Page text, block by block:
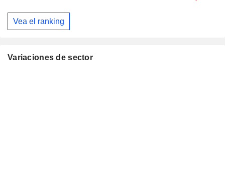
Vea el ranking
Variaciones de sector